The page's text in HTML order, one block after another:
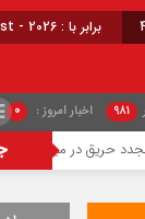
برابر با : Friday - 7 August - 2026
۹۸۱ اخبار امروز : ۰
چالش تأمین آب ۱۸ روستای